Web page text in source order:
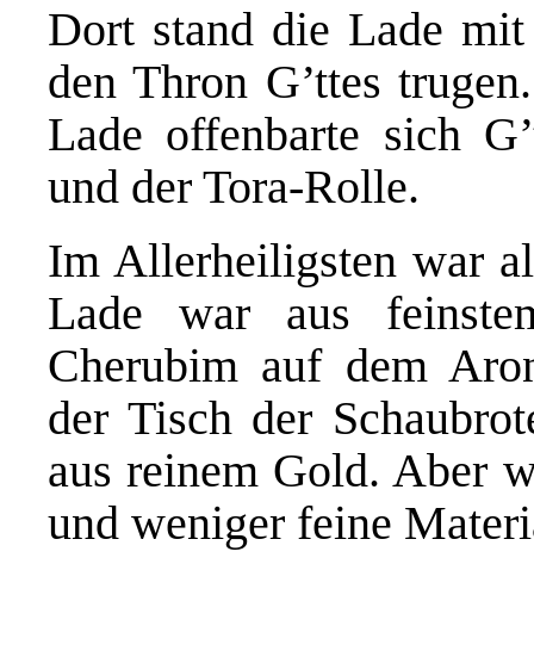
Dort stand die Lade
den Thron G’ttes
Lade offenbarte sich
und der Tora-Rolle.
Im Allerheiligsten war
Lade war aus
Cherubim auf dem
der Tisch der
aus reinem Gold. Aber
und weniger feine